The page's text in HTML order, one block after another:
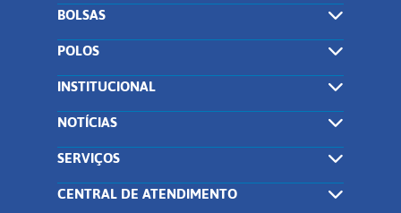
BOLSAS
POLOS
INSTITUCIONAL
NOTÍCIAS
SERVIÇOS
CENTRAL DE ATENDIMENTO